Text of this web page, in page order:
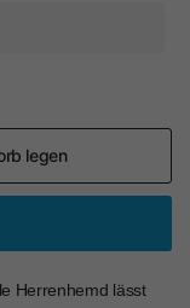
legen
Herrenhemd lässt